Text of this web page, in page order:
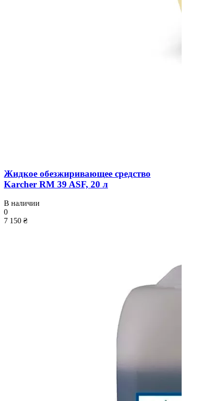
Жидкое обезжиривающее средство
Karcher RM 39 ASF, 20 л
В наличии
0
7 150 ₴